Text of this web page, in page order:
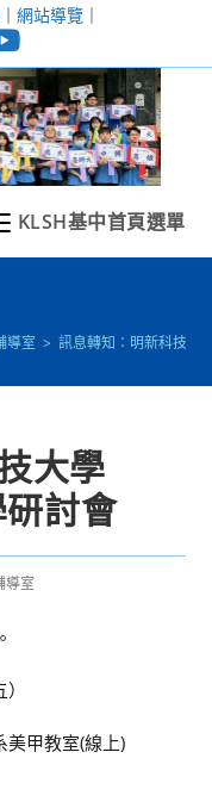
｜ 網站導覽｜
KLSH基中首頁選單
導室 > 訊息轉知：明新科技大
大學
討會
導室
美甲教室(線上)